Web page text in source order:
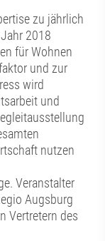
zu jährlich
2018
für Wohnen
und zur
wird
und
nutzen
Veranstalter
Augsburg
Vertretern des